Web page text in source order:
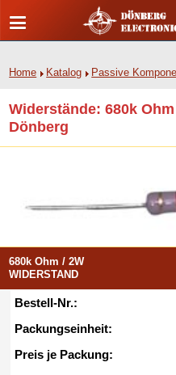
Home Katalog Passive
Widerstände: 680k
Dönberg
680k Ohm / 2W
WIDERSTAND
Bestell-Nr.:
Packungseinheit:
Preis je Packung: